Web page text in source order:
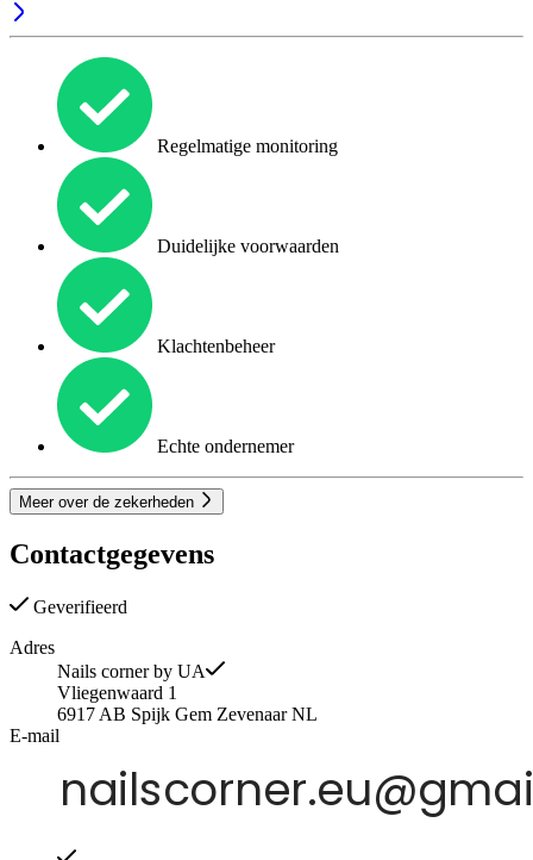
Regelmatige monitoring
Duidelijke voorwaarden
Klachtenbeheer
Echte ondernemer
Meer over de zekerheden
Contactgegevens
Geverifieerd
Adres
Nails corner by UA
Vliegenwaard 1
6917 AB Spijk Gem ZevenaarNL
E-mail